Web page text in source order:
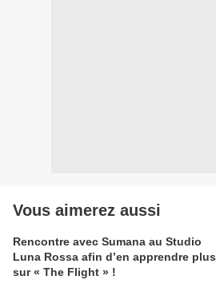
Vous aimerez aussi
Rencontre avec Sumana au Studio
Luna Rossa afin d’en apprendre plus
sur « The Flight » !